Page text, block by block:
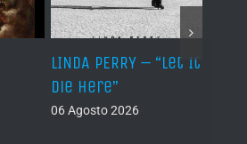
LINDA PERRY – “Let It
Die Here”
06 Agosto 2026